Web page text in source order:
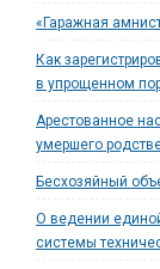
«Гаражная
Как
в упрощенном
Арестованное
умершего
Бесхозяйный
О ведении
системы